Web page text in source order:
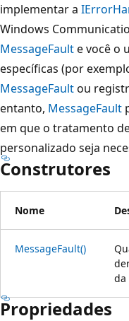
implementar a
Windows
MessageFaulte você o
específicas (por
MessageFaultou
entanto, MessageFault
em que o tratamento
personalizado seja
Construtores
Nome
MessageFault()
da
Propriedades